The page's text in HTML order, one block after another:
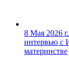
8 Мая 2026 г.
интервью с
материнстве